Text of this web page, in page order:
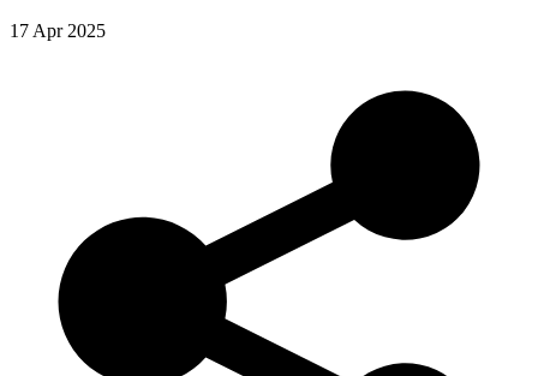
17 Apr 2025